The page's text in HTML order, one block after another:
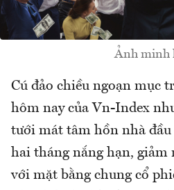
Ảnh minh
Cú đảo chiều ngoạn mục
hôm nay của Vn-Index
tưới mát tâm hồn nhà đầu
hai tháng nắng hạn, giảm
với mặt bằng chung cổ